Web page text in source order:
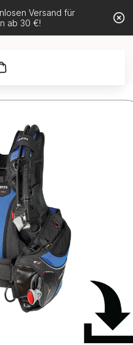
Versand für
ab 30 €!